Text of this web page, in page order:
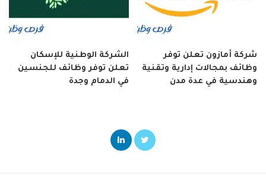
شركة أمازون تعلن توفر
وظائف بمجالات إدارية وتقنية
وهندسية في عدة مدن
الشركة الوطنية للإسكان
تعلن توفر وظائف للجنسين
في الدمام وجدة